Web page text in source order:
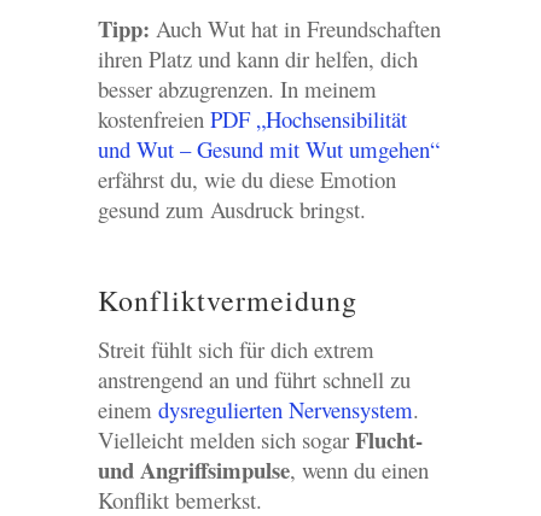
Tipp: Auch Wut hat in Freundschaften
ihren Platz und kann dir helfen, dich
besser abzugrenzen. In meinem
kostenfreien PDF „Hochsensibilität
und Wut – Gesund mit Wut umgehen“
erfährst du, wie du diese Emotion
gesund zum Ausdruck bringst.
Konfliktvermeidung
Streit fühlt sich für dich extrem
anstrengend an und führt schnell zu
einem dysregulierten Nervensystem.
Vielleicht melden sich sogar Flucht-
und Angriffsimpulse, wenn du einen
Konflikt bemerkst.